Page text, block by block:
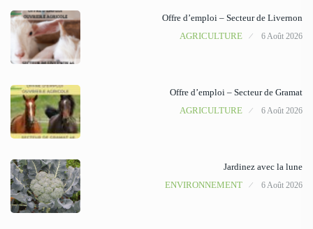
Offre d’emploi – Secteur de Livernon
AGRICULTURE
6 Août 2026
Offre d’emploi – Secteur de Gramat
AGRICULTURE
6 Août 2026
Jardinez avec la lune
ENVIRONNEMENT
6 Août 2026